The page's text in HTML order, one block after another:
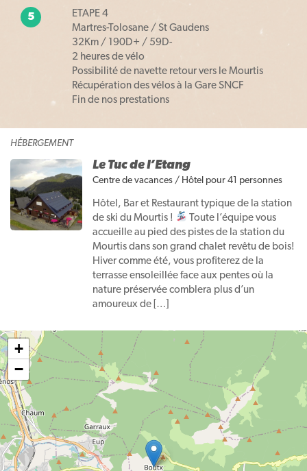
5
ETAPE 4
Martres-Tolosane / St Gaudens
32Km / 190D+ / 59D-
2 heures de vélo
Possibilité de navette retour vers le Mourtis
Récupération des vélos à la Gare SNCF
Fin de nos prestations
HÉBERGEMENT
Le Tuc de l’Etang
Centre de vacances/ Hôtel pour 41 personnes
Hôtel, Bar et Restaurant typique de la station
de ski du Mourtis !
Toute l’équipe vous
accueille au pied des pistes de la station du
Mourtis dans son grand chalet revêtu de bois!
Hiver comme été, vous profiterez de la
terrasse ensoleillée face aux pentes où la
nature préservée comblera plus d’un
amoureux de […]
+
−